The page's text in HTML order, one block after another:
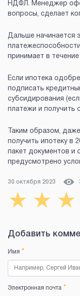
НДФЛ. Менеджер
вопросы, сделает
Дальше начинается
принимает в
Если ипотека
подписать
субсидирования
платежи и получить
Таким образом,
получить ипотеку в
пакет документов и
предусмотрено
30 октября 2023
★ ★ ★
Добавить
Имя *
Электронная почта *